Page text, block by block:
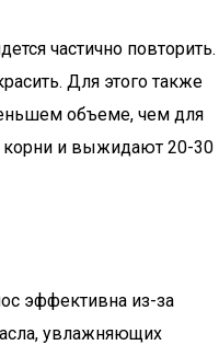
частично повторить.
Для этого также
объеме, чем для
корни и выжидают 20-30
эффективна из-за
увлажняющих